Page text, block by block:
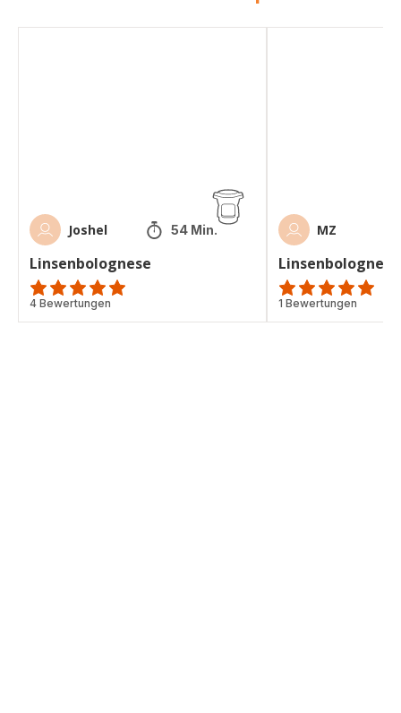
Joshel 54 Min.
Linsenbolognese
Bewertung
mit
4 Bewertungen
MZ
Linsenbolognese
Bewertung
mit
1 Bewertungen